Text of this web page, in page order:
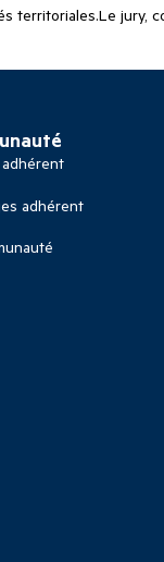
territoriales.Le jury,
adhérent